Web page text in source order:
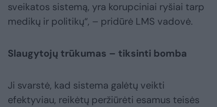
sveikatos sistemą, yra korupciniai ryšiai tarp
medikų ir politikų“, – pridūrė LMS vadovė.
Slaugytojų trūkumas – tiksinti bomba
Ji svarstė, kad sistema galėtų veikti
efektyviau, reikėtų peržiūrėti esamus teisės